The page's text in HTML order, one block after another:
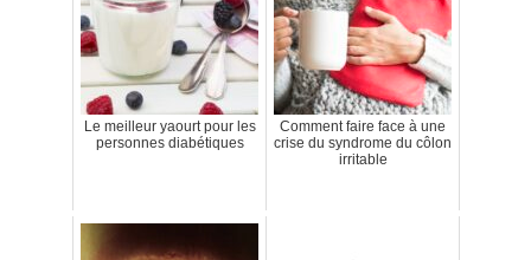
Le meilleur yaourt pour les
personnes diabétiques
Comment faire face à une
crise du syndrome du côlon
irritable